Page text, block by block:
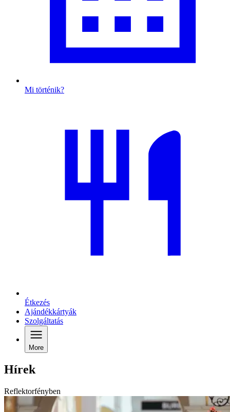
Mi történik?
Étkezés
Ajándékkártyák
Szolgáltatás
More
Hírek
Reflektorfényben